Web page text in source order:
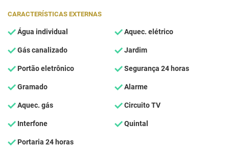
CARACTERÍSTICAS EXTERNAS
Água individual Aquec. elétrico
Gás canalizado Jardim
Portão eletrônico Segurança 24 horas
Gramado Alarme
Aquec. gás Circuito TV
Interfone Quintal
Portaria 24 horas